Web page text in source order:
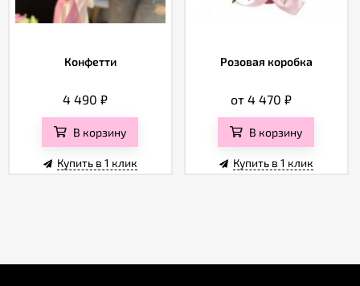
Конфетти
4 490₽
В корзину
Купить в 1 клик
Розовая коробка
от 4 470₽
В корзину
Купить в 1 клик